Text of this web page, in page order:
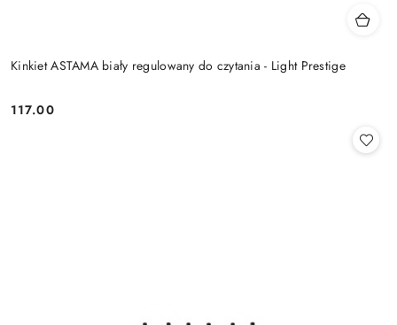
Kinkiet ASTAMA biały regulowany do czytania - Light Prestige
Cena:
117.00